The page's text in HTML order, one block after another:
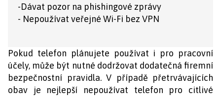
-Dávat pozor na phishingové zprávy
- Nepoužívat veřejné Wi-Fi bez VPN
Pokud telefon plánujete používat i pro pracovní
účely, může být nutné dodržovat dodatečná firemní
bezpečnostní pravidla. V případě přetrvávajících
obav je nejlepší nepoužívat telefon pro citlivé